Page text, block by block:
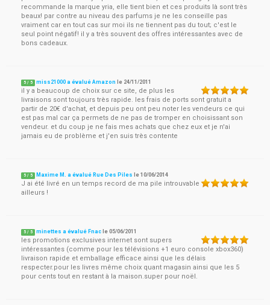
recommande la marque yria, elle tient bien et ces produits là sont très
beaux! par contre au niveau des parfums je ne les conseille pas
vraiment car en tout cas sur moi ils ne tiennent pas du tout; c'est le
seul point négatif! il y a très souvent des offres intéressantes avec de
bons cadeaux.
5 / 5 miss21000 a évalué Amazon le 24/11/2011
il y a beaucoup de choix sur ce site, de plus les
livraisons sont toujours très rapide. les frais de ports sont gratuit a
partir de 20€ d'achat, et depuis peu ont peu noter les vendeurs ce qui
est pas mal car ça permets de ne pas de tromper en choisissant son
vendeur. et du coup je ne fais mes achats que chez eux et je n'ai
jamais eu de problème et j'en suis très contente
5 / 5 Maxime M. a évalué Rue Des Piles le10/06/2014
J ai été livré en un temps record de ma pile introuvable
ailleurs !
5 / 5 minettes a évalué Fnac le05/06/2011
les promotions exclusives internet sont supers
intéressantes (comme pour les télévisions +1 euro console xbox360)
livraison rapide et emballage efficace ainsi que les délais
respecter.pour les livres même choix quant magasin ainsi que les 5
pour cents tout en restant à la maison.super pour noël.